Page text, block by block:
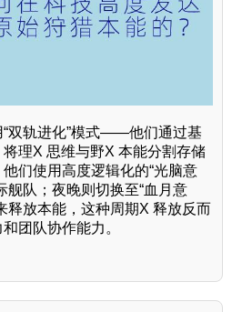
双轨进化”模式——他们通过基
理X 思维与野X 本能分割存储
们使用高度逻辑化的“光脑意
舰队；夜晚则切换至“血月意
释放本能，这种周期X 释放反而
团队协作能力。